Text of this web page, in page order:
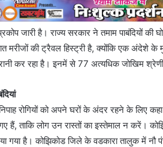
जारी है। राज्य सरकार ने तमाम पाबंदियों
मरीजों की ट्रैवल हिस्ट्री है, क्योंकि एक
कर रहा है। इनमें से 77 अत्यधिक जोखिम
रोगियों को अपने घरों के अंदर रहने के लिए
हैं, ताकि लोग उन रास्तों का इस्तेमाल न करें।
गया है। कोझिकोड जिले के वडकारा तालुक में नौ